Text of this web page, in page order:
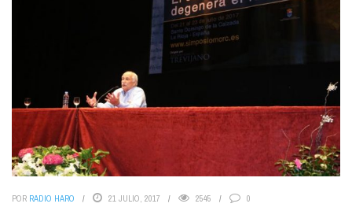
POR RADIO HARO 21 JULIO, 2017 2545 0